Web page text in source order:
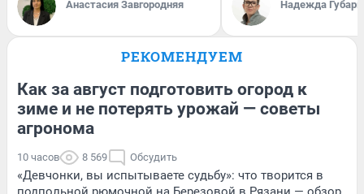
Анастасия Завгородняя Надежда Губарь
РЕКОМЕНДУЕМ
Как за август подготовить огород к
зиме и не потерять урожай — советы
агронома
10 часов 8 569 Обсудить
«Девчонки, вы испытываете судьбу»: что творится в